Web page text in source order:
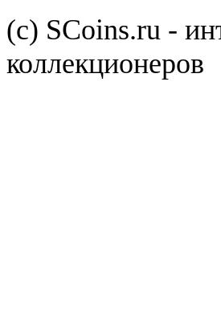
(с) SCoins.ru -
коллекционеров